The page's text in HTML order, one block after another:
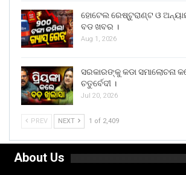
ହୋଟେଲ ରେଷ୍ଟୁରାଣ୍ଟ ଓ
ବଡ ଖବର ।
Aug 1, 2026
ସରକାରଙ୍କୁ କଡା ସମାଲୋଚନା
ଚତୁର୍ବେଦୀ ।
Jul 20, 2026
PREV NEXT 1 of 2,409
About Us